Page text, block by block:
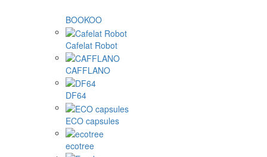
BOOKOO
Cafelat Robot
CAFFLANO
DF64
ECO capsules
ecotree